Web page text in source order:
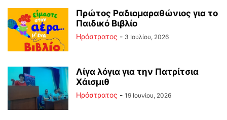
Πρώτος Ραδιομαραθώνιος για το
Παιδικό Βιβλίο
Ηρόστρατος - 3 Ιουλίου, 2026
Λίγα λόγια για την Πατρίτσια
Χάισμιθ
Ηρόστρατος - 19 Ιουνίου, 2026